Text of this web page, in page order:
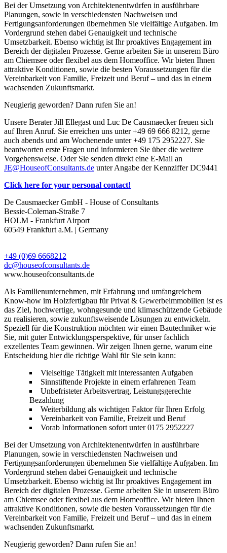
Bei der Umsetzung von Architektenentwürfen in ausführbare
Planungen, sowie in verschiedensten Nachweisen und
Fertigungsanforderungen übernehmen Sie vielfältige Aufgaben. Im
Vordergrund stehen dabei Genauigkeit und technische
Umsetzbarkeit. Ebenso wichtig ist Ihr proaktives Engagement im
Bereich der digitalen Prozesse. Gerne arbeiten Sie in unserem Büro
am Chiemsee oder flexibel aus dem Homeoffice. Wir bieten Ihnen
attraktive Konditionen, sowie die besten Voraussetzungen für die
Vereinbarkeit von Familie, Freizeit und Beruf – und das in einem
wachsenden Zukunftsmarkt.
Neugierig geworden? Dann rufen Sie an!
Unsere Berater Jill Ellegast und Luc De Causmaecker freuen sich
auf Ihren Anruf. Sie erreichen uns unter +49 69 666 8212, gerne
auch abends und am Wochenende unter +49 175 2952227. Sie
beantworten erste Fragen und informieren Sie über die weitere
Vorgehensweise. Oder Sie senden direkt eine E-Mail an
JE@HouseofConsultants.de unter Angabe der Kennziffer DC9441
Click here for your personal contact!
De Causmaecker GmbH - House of Consultants
Bessie-Coleman-Straße 7
HOLM - Frankfurt Airport
60549 Frankfurt a.M. | Germany
+49 (0)69 6668212
dc@houseofconsultants.de
www.houseofconsultants.de
Als Familienunternehmen, mit Erfahrung und umfangreichem
Know-how im Holzfertigbau für Privat & Gewerbeimmobilien ist es
das Ziel, hochwertige, wohngesunde und klimaschützende Gebäude
zu realisieren, sowie zukunftsweisende Lösungen zu entwickeln.
Speziell für die Konstruktion möchten wir einen Bautechniker wie
Sie, mit guter Entwicklungsperspektive, für unser fachlich
exzellentes Team gewinnen. Wir zeigen Ihnen gerne, warum eine
Entscheidung hier die richtige Wahl für Sie sein kann:
Vielseitige Tätigkeit mit interessanten Aufgaben
Sinnstiftende Projekte in einem erfahrenen Team
Unbefristeter Arbeitsvertrag, Leistungsgerechte
Bezahlung
Weiterbildung als wichtigen Faktor für Ihren Erfolg
Vereinbarkeit von Familie, Freizeit und Beruf
Vorab Informationen sofort unter 0175 2952227
Bei der Umsetzung von Architektenentwürfen in ausführbare
Planungen, sowie in verschiedensten Nachweisen und
Fertigungsanforderungen übernehmen Sie vielfältige Aufgaben. Im
Vordergrund stehen dabei Genauigkeit und technische
Umsetzbarkeit. Ebenso wichtig ist Ihr proaktives Engagement im
Bereich der digitalen Prozesse. Gerne arbeiten Sie in unserem Büro
am Chiemsee oder flexibel aus dem Homeoffice. Wir bieten Ihnen
attraktive Konditionen, sowie die besten Voraussetzungen für die
Vereinbarkeit von Familie, Freizeit und Beruf – und das in einem
wachsenden Zukunftsmarkt.
Neugierig geworden? Dann rufen Sie an!